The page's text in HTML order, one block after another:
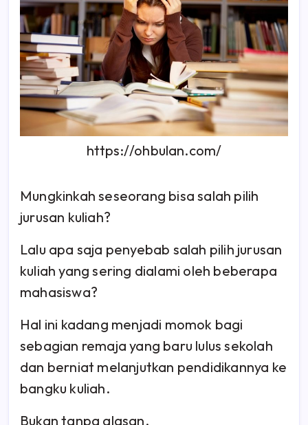
https://ohbulan.com/
Mungkinkah seseorang bisa salah pilih
jurusan kuliah?
Lalu apa saja penyebab salah pilih jurusan
kuliah yang sering dialami oleh beberapa
mahasiswa?
Hal ini kadang menjadi momok bagi
sebagian remaja yang baru lulus sekolah
dan berniat melanjutkan pendidikannya ke
bangku kuliah.
Bukan tanpa alasan.